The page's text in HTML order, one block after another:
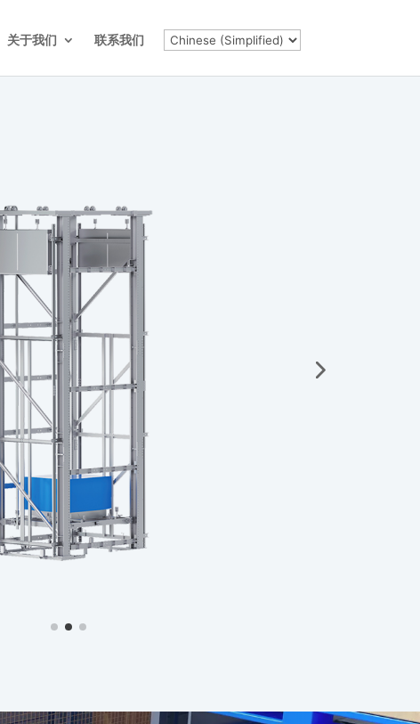
关于我们 联系我们